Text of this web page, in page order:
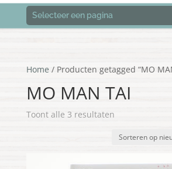
Selecteer een pagina
Home / Producten getagged “MO
MO MAN TAI
Toont alle 3 resultatenGesorteerd
nieuwste